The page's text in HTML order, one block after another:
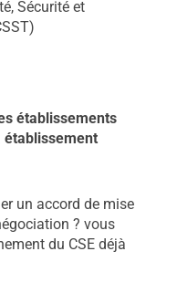
Sécurité et
établissements
établissement
un accord de mise
? vous
du CSE déjà